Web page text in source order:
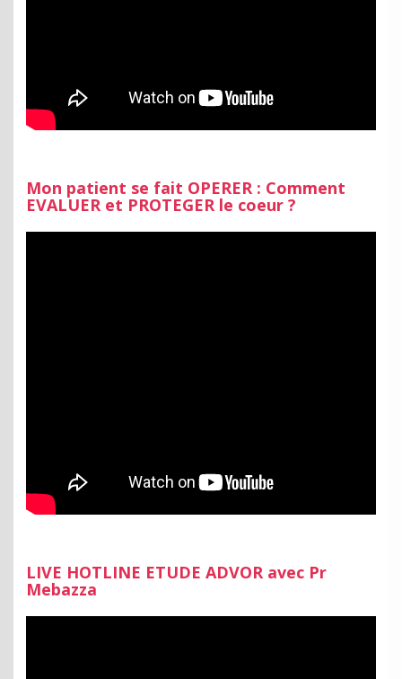
Mon patient se fait OPERER : Comment
EVALUER et PROTEGER le coeur ?
LIVE HOTLINE ETUDE ADVOR avec Pr
Mebazza